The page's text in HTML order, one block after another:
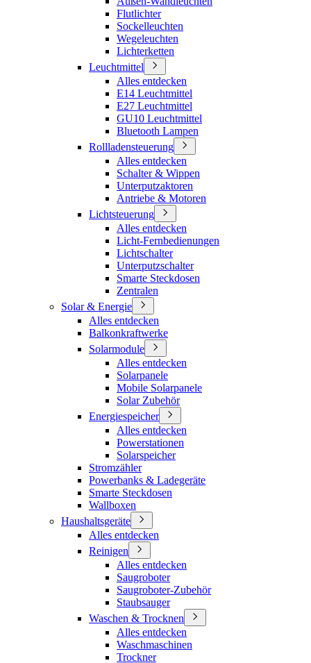
Flutlichter
Sockelleuchten
Wegeleuchten
Lichterketten
Leuchtmittel
Alles entdecken
E14 Leuchtmittel
E27 Leuchtmittel
GU10 Leuchtmittel
Bluetooth Lampen
Rollladensteuerung
Alles entdecken
Schalter & Wippen
Unterputzaktoren
Antriebe & Motoren
Lichtsteuerung
Alles entdecken
Licht-Fernbedienungen
Lichtschalter
Unterputzschalter
Smarte Steckdosen
Zentralen
Solar & Energie
Alles entdecken
Balkonkraftwerke
Solarmodule
Alles entdecken
Solarpanele
Mobile Solarpanele
Solar Zubehör
Energiespeicher
Alles entdecken
Powerstationen
Solarspeicher
Stromzähler
Powerbanks & Ladegeräte
Smarte Steckdosen
Wallboxen
Haushaltsgeräte
Alles entdecken
Reinigen
Alles entdecken
Saugroboter
Saugroboter-Zubehör
Staubsauger
Waschen & Trocknen
Alles entdecken
Waschmaschinen
Trockner